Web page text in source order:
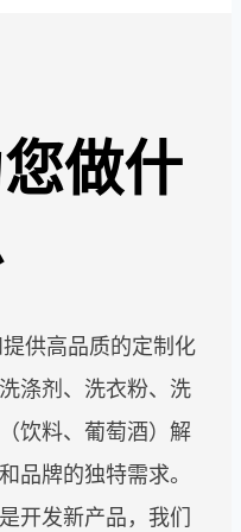
做什
供高品质的定制化
涤剂、洗衣粉、洗
饮料、葡萄酒）解
品牌的独特需求。
开发新产品，我们